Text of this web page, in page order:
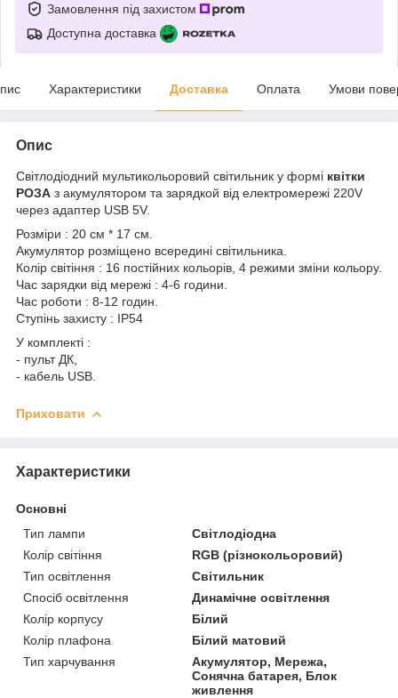
Замовлення під захистом
Доступна доставка
Характеристики Доставка Оплата Умови
Опис
Світлодіодний мультикольоровий світильник у формі квітки
РОЗА з акумулятором та зарядкой від електромережі 220V
через адаптер USB 5V.
Розміри : 20 см * 17 см.
Акумулятор розміщено всередині світильника.
Колір світіння : 16 постійних кольорів, 4 режими зміни кольору.
Час зарядки від мережі : 4-6 години.
Час роботи : 8-12 годин.
Ступінь захисту : IP54
У комплекті :
- пульт ДК,
- кабель USB.
Приховати
Характеристики
Основні
Тип лампи
Світлодіодна
Колір світіння
RGB (різнокольоровий)
Тип освітлення
Світильник
Спосіб освітлення
Динамічне освітлення
Колір корпусу
Білий
Колір плафона
Білий матовий
Тип харчування
Акумулятор, Мережа,
Сонячна батарея, Блок
живлення